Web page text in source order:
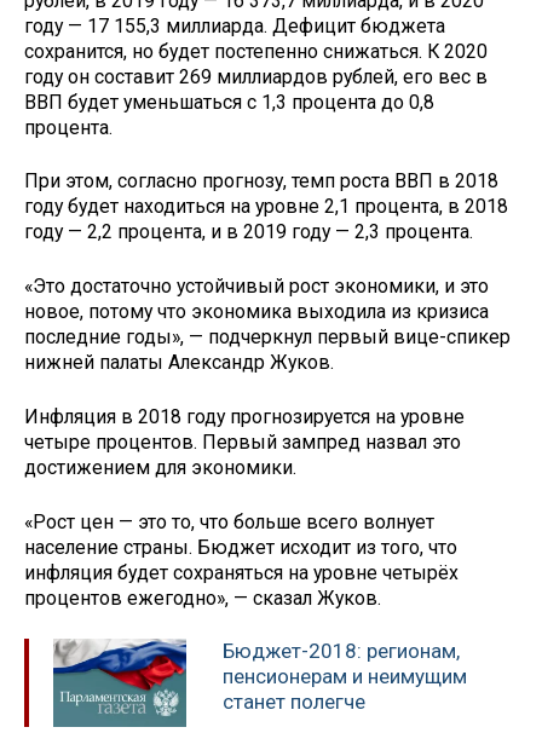
году — 17 155,3 миллиарда. Дефицит бюджета
сохранится, но будет постепенно снижаться. К 2020
году он составит 269 миллиардов рублей, его вес в
ВВП будет уменьшаться с 1,3 процента до 0,8
процента.
При этом, согласно прогнозу, темп роста ВВП в 2018
году будет находиться на уровне 2,1 процента, в 2018
году — 2,2 процента, и в 2019 году — 2,3 процента.
«Это достаточно устойчивый рост экономики, и это
новое, потому что экономика выходила из кризиса
последние годы», — подчеркнул первый вице-спикер
нижней палаты Александр Жуков.
Инфляция в 2018 году прогнозируется на уровне
четыре процентов. Первый зампред назвал это
достижением для экономики.
«Рост цен — это то, что больше всего волнует
население страны. Бюджет исходит из того, что
инфляция будет сохраняться на уровне четырёх
процентов ежегодно», — сказал Жуков.
Бюджет-2018: регионам,
пенсионерам и неимущим
станет полегче